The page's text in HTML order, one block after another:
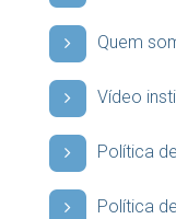
Quem
Vídeo
Política
Política